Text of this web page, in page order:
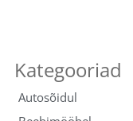
Autosõidul